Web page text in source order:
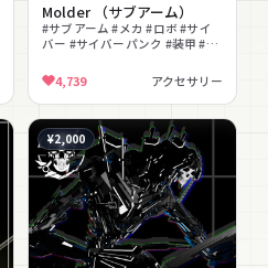
Molder （サブアーム）
#サブアーム #メカ #ロボ #サイ
バー #サイバーパンク #装甲 #背
ーツ4,739 アクセサリー
¥2,000